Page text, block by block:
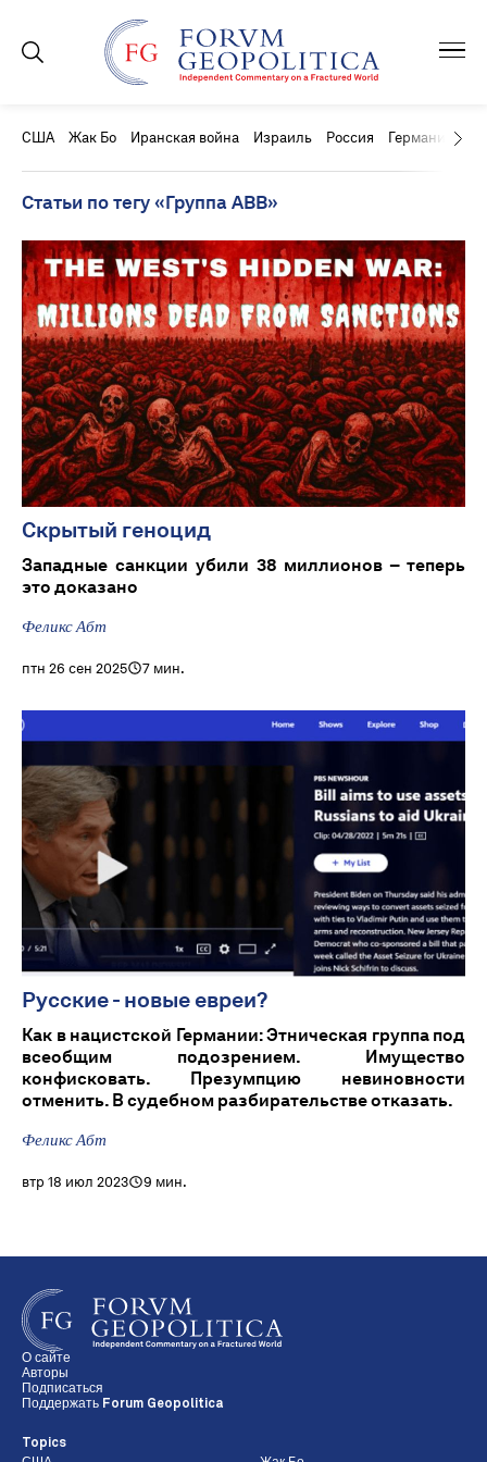
США Жак Бо Иранская война Израиль Россия Германия
Статьи по тегу «Группа ABB»
Скрытый геноцид
Западные санкции убили 38 миллионов – теперь
это доказано
Феликс Абт
птн 26 сен 2025 7 мин.
Русские - новые евреи?
Как в нацистской Германии: Этническая группа под
всеобщим подозрением. Имущество
конфисковать. Презумпцию невиновности
отменить. В судебном разбирательстве отказать.
Феликс Абт
втр 18 июл 2023 9 мин.
О сайте
Авторы
Подписаться
Поддержать Forum Geopolitica
Topics